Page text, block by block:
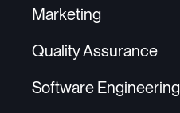
Marketing
Quality Assurance
Software Engineering